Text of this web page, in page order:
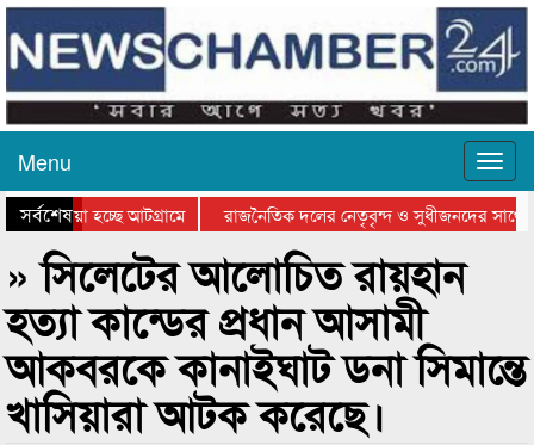
Menu
সর্বশেষ
যাওয়া হচ্ছে আটগ্রামে
রাজনৈতিক দলের নেতৃবৃন্দ ও সুধীজনদের সাথে
পুরস্কার বিতরণ সম্পন্ন
সিলেটে বাংলাদেশ গ্রুপ থিয়েটার
» সিলেটের আলোচিত রায়হান
হত্যা কান্ডের প্রধান আসামী
আকবরকে কানাইঘাট ডনা সিমান্তে
খাসিয়ারা আটক করেছে।